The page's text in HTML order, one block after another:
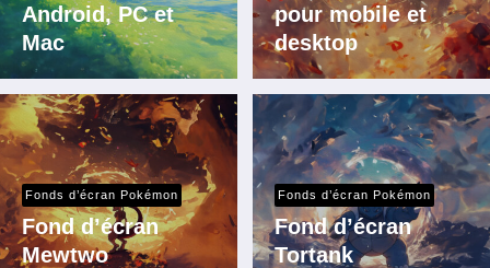
Android, PC et
Mac
pour mobile et
desktop
Fonds d’écran Pokémon
Fond d’écran
Mewtwo
Fonds d’écran Pokémon
Fond d’écran
Tortank